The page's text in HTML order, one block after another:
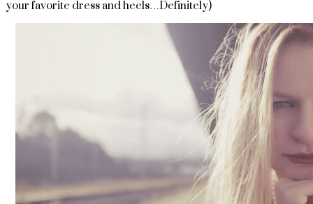
your favorite dress and heels…Definitely)